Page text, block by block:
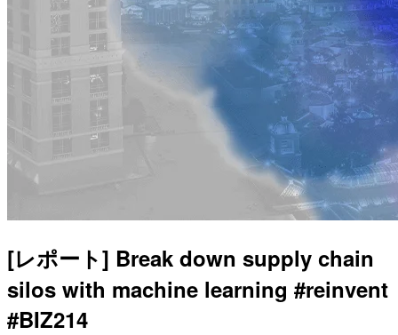
[レポート] Break down supply chain
silos with machine learning #reinvent
#BIZ214